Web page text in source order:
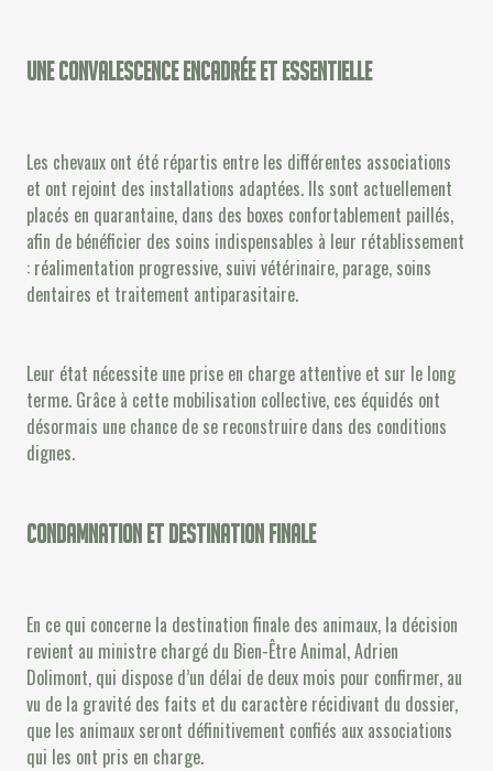
Une convalescence encadrée et essentielle
Les chevaux ont été répartis entre les différentes associations
et ont rejoint des installations adaptées. Ils sont actuellement
placés en quarantaine, dans des boxes confortablement paillés,
afin de bénéficier des soins indispensables à leur rétablissement
: réalimentation progressive, suivi vétérinaire, parage, soins
dentaires et traitement antiparasitaire.
Leur état nécessite une prise en charge attentive et sur le long
terme. Grâce à cette mobilisation collective, ces équidés ont
désormais une chance de se reconstruire dans des conditions
dignes.
Condamnation et destination finale
En ce qui concerne la destination finale des animaux, la décision
revient au ministre chargé du Bien-Être Animal, Adrien
Dolimont, qui dispose d’un délai de deux mois pour confirmer, au
vu de la gravité des faits et du caractère récidivant du dossier,
que les animaux seront définitivement confiés aux associations
qui les ont pris en charge.